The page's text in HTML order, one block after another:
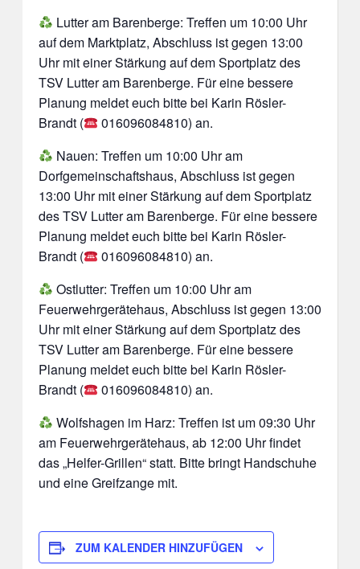
Lutter am Barenberge: Treffen um 10:00 Uhr
auf dem Marktplatz, Abschluss ist gegen 13:00
Uhr mit einer Stärkung auf dem Sportplatz des
TSV Lutter am Barenberge. Für eine bessere
Planung meldet euch bitte bei Karin Rösler-
Brandt (
016096084810) an.
Nauen: Treffen um 10:00 Uhr am
Dorfgemeinschaftshaus, Abschluss ist gegen
13:00 Uhr mit einer Stärkung auf dem Sportplatz
des TSV Lutter am Barenberge. Für eine bessere
Planung meldet euch bitte bei Karin Rösler-
Brandt (
016096084810) an.
Ostlutter: Treffen um 10:00 Uhr am
Feuerwehrgerätehaus, Abschluss ist gegen 13:00
Uhr mit einer Stärkung auf dem Sportplatz des
TSV Lutter am Barenberge. Für eine bessere
Planung meldet euch bitte bei Karin Rösler-
Brandt (
016096084810) an.
Wolfshagen im Harz: Treffen ist um 09:30 Uhr
am Feuerwehrgerätehaus, ab 12:00 Uhr findet
das „Helfer-Grillen“ statt. Bitte bringt Handschuhe
und eine Greifzange mit.
ZUM KALENDER HINZUFÜGEN